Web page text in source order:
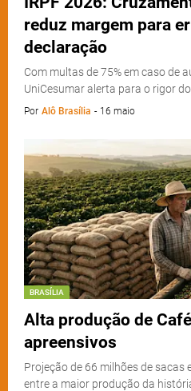
reduz margem para
declaração
Com multas de 75% em caso de
UniCesumar alerta para o rigor do
Por Alô Brasília - 16 maio
BRASÍLIA
Alta produção de
apreensivos
Projeção de 66 milhões de sacas
entre a maior produção da história